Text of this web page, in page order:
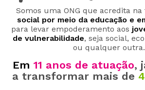
Somos uma ONG que acredita na
social por meio da educação e
para levar empoderamento aos
de vulnerabilidade, seja social,
ou qualquer outra.
Em 11 anos de atuação,
a transformar mais de